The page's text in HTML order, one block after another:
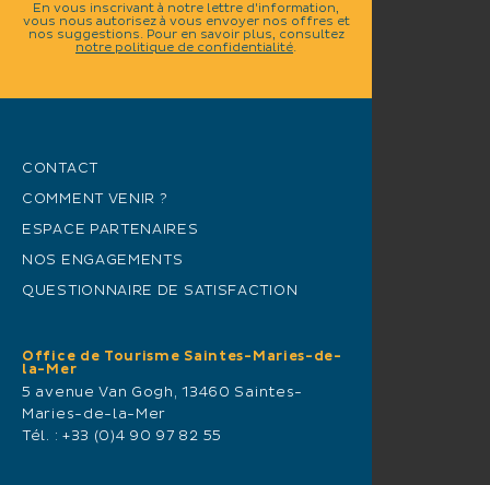
En vous inscrivant à notre lettre d'information,
vous nous autorisez à vous envoyer nos offres et
nos suggestions. Pour en savoir plus, consultez
notre politique de confidentialité.
CONTACT
COMMENT VENIR ?
ESPACE PARTENAIRES
NOS ENGAGEMENTS
QUESTIONNAIRE DE SATISFACTION
Office de Tourisme Saintes-Maries-de-
la-Mer
5 avenue Van Gogh, 13460 Saintes-
Maries-de-la-Mer
Tél. : +33 (0)4 90 97 82 55